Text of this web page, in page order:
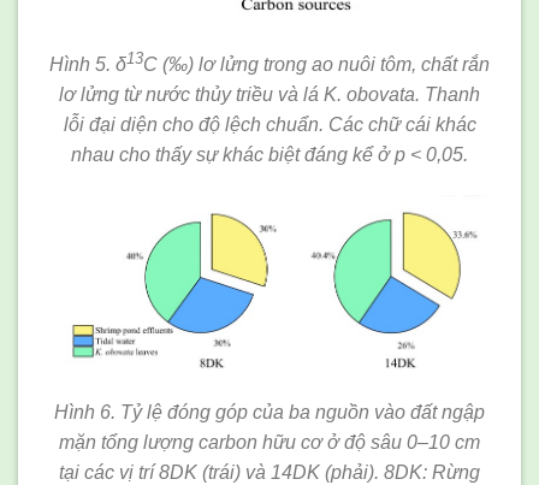
Hình 5. δ13C (‰) lơ lửng trong ao nuôi tôm, chất rắn
lơ lửng từ nước thủy triều và lá K. obovata. Thanh
lỗi đại diện cho độ lệch chuẩn. Các chữ cái khác
nhau cho thấy sự khác biệt đáng kể ở p < 0,05.
Hình 6. Tỷ lệ đóng góp của ba nguồn vào đất ngập
mặn tổng lượng carbon hữu cơ ở độ sâu 0–10 cm
tại các vị trí 8DK (trái) và 14DK (phải). 8DK: Rừng